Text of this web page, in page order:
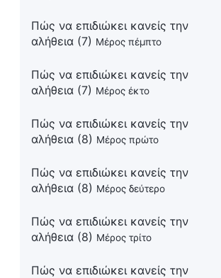
Πώς να επιδιώκει κανείς την
αλήθεια (7) Μέρος πέμπτο
Πώς να επιδιώκει κανείς την
αλήθεια (7) Μέρος έκτο
Πώς να επιδιώκει κανείς την
αλήθεια (8) Μέρος πρώτο
Πώς να επιδιώκει κανείς την
αλήθεια (8) Μέρος δεύτερο
Πώς να επιδιώκει κανείς την
αλήθεια (8) Μέρος τρίτο
Πώς να επιδιώκει κανείς την